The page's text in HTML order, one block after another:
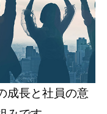
積もり依頼
成長と社員の意